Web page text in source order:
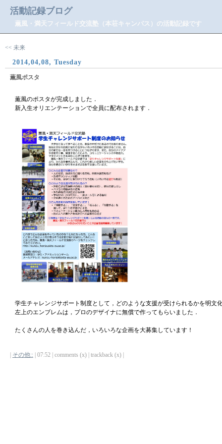
活動記録ブログ
薫風・満天フィールド交流塾（本荘キャンパス）の活動記録です
<< 未来
2014,04,08, Tuesday
薫風ポスタ
薫風のポスタが完成しました．
新入生オリエンテーションで全員に配布されます．
学生チャレンジサポート制度として，どのような支援が受けられるかを明文
左上のエンブレムは，プロのデザイナに無償で作ってもらいました．
たくさんの人を巻き込んだ，いろいろな企画を大募集しています！
| その他:: | 07:52 | comments (x) | trackback (x) |